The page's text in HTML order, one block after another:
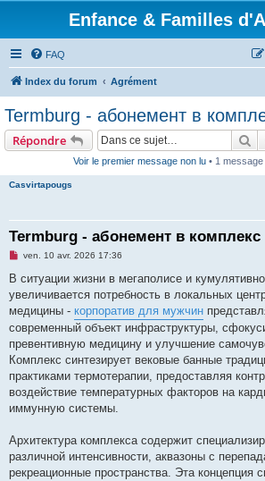
Enfance & Familles
FAQ
Index du forum Agrément
Termburg - абонемент в
Répondre
Voir le premier message non lu• 1 message
Casvirtapougs
Termburg - абонемент в комплекс
M
s
a
g
e
n
o
n
l
u
ven. 10 avr. 2026 17:36
В ситуации жизни в мегаполисе и
увеличивается потребность в локальных
медицины - корпоратив для мужчин
современный объект инфраструктуры,
превентивную медицину и улучшение
Комплекс синтезирует вековые банные
практиками термотерапии, предоставляя
воздействие температурных факторов на
иммунную системы.
Архитектура комплекса содержит
различной интенсивности, аквазоны с
рекреационные пространства. Эта концепция